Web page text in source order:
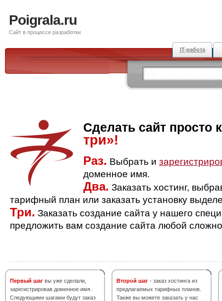
Poigrala.ru
Сайт в процессе разработки
IT-работа
Сделать сайт просто
три»!
Раз. Выбрать и
доменное имя.
Два. Заказать хостинг,
тарифный план или заказать установку
Три. Заказать создание сайта у нашего
предложить вам создание сайта любой
Первый шаг вы уже сделали,
зарегистрировав доменное имя.
Следующими шагами будут заказ
Второй шаг - заказ хостинга из
предлагаемых тарифных планов.
Также вы можете заказать у нас